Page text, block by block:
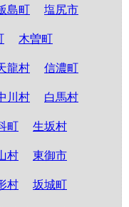
島町 塩尻市
木曽町
龍村 信濃町
川村 白馬村
町 生坂村
村 東御市
村 坂城町